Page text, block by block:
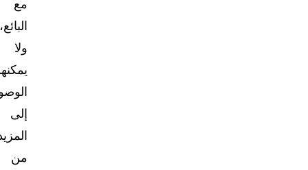
مع
البائع،
ولا
إلى
من